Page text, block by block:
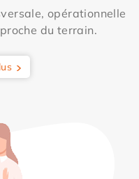
opérationnelle
du terrain.